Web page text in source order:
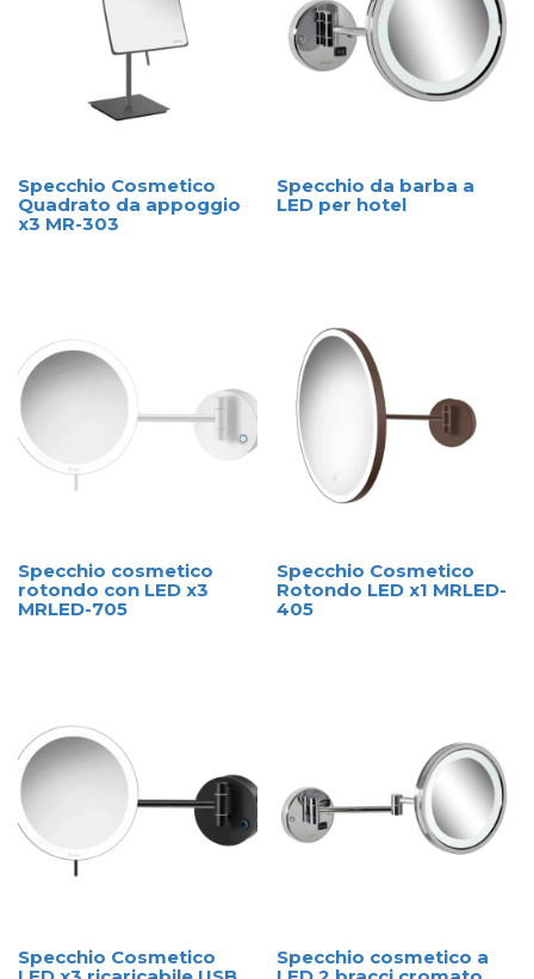
Specchio Cosmetico
Quadrato da appoggio
x3 MR-303
Specchio da barba a
LED per hotel
Specchio cosmetico
rotondo con LED x3
MRLED-705
Specchio Cosmetico
Rotondo LED x1 MRLED-
405
Specchio Cosmetico
Specchio cosmetico a